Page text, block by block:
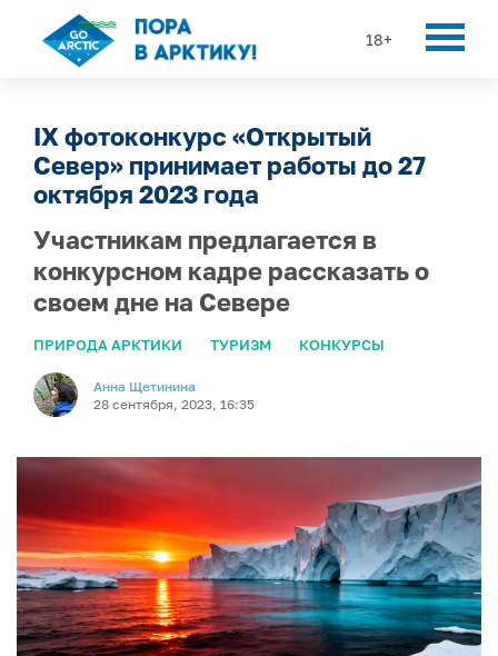
18+
IX фотоконкурс «Открытый
Север» принимает работы до 27
октября 2023 года
Участникам предлагается в
конкурсном кадре рассказать о
своем дне на Севере
ПРИРОДА АРКТИКИ ТУРИЗМ КОНКУРСЫ
Анна Щетинина
28 сентября, 2023, 16:35